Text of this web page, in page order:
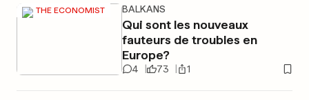
THE ECONOMIST BALKANS
Qui sont les nouveaux
fauteurs de troubles en
Europe?
4 73 1